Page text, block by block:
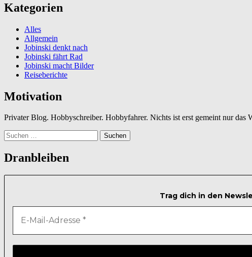
Kategorien
Alles
Allgemein
Jobinski denkt nach
Jobinski fährt Rad
Jobinski macht Bilder
Reiseberichte
Motivation
Privater Blog. Hobbyschreiber. Hobbyfahrer. Nichts ist erst gemeint nur das
Suchen
nach:
Dranbleiben
Trag dich in den